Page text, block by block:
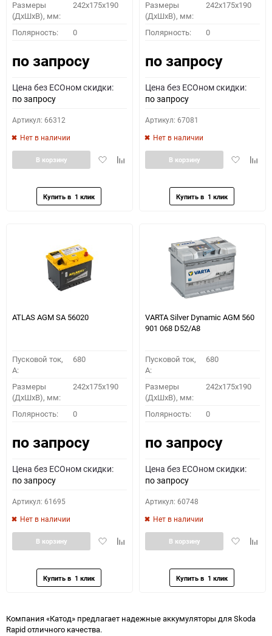
Размеры
(ДхШхВ), мм:
242x175x190
Полярность: 0
по запросу
Цена без ECOном скидки:
по запросу
Артикул: 66312
Нет в наличии
ДобавитьДобавить
В корзину
Размеры
(ДхШхВ), мм:
242x175x190
Полярность: 0
по запросу
Цена без ECOном скидки:
по запросу
Артикул: 67081
Нет в наличии
Добавить
В корзину
ATLAS AGM SA 56020
Пусковой ток,
A:
680
Размеры
(ДхШхВ), мм:
242x175x190
Полярность: 0
по запросу
Цена без ECOном скидки:
по запросу
Артикул: 61695
Нет в наличии
ДобавитьДобавить
В корзину
VARTA Silver Dynamic AGM 560
901 068 D52/A8
Пусковой ток,
A:
680
Размеры
(ДхШхВ), мм:
242x175x190
Полярность: 0
по запросу
Цена без ECOном скидки:
по запросу
Артикул: 60748
Нет в наличии
Добавить
В корзину
Компания «Катод» предлагает надежные аккумуляторы для Skoda
Rapid отличного качества.